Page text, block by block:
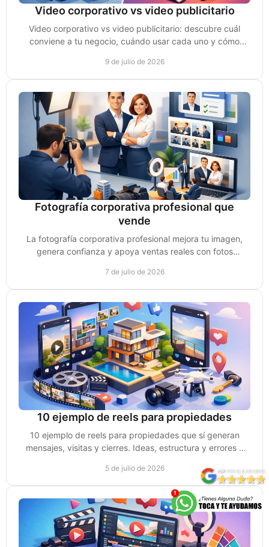
Video corporativo vs video publicitario
Video corporativo vs video publicitario: descubre cuál
conviene a tu negocio, cuándo usar cada uno y cómo
9 de julio de 2026
Fotografía corporativa profesional que
vende
La fotografía corporativa profesional mejora tu imagen,
genera confianza y apoya ventas reales con fotos
7 de julio de 2026
10 ejemplo de reels para propiedades
10 ejemplo de reels para propiedades que sí generan
mensajes, visitas y cierres. Ideas, estructura y errores a
5 de julio de 2026